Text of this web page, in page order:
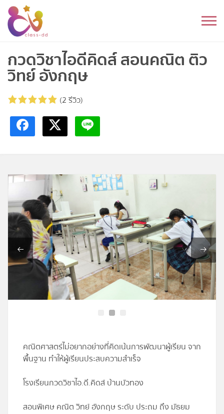
Skip
content
ประถม
มัธยมต้น
มัธยมปลาย
อื่นๆ
โปรไฟล์
ลงทะเบียน
กวดวิชาไอดีคิดส์ สอนคณิต ติว
วิทย์ อังกฤษ
(2 รีวิว)
คณิตศาสตร์ไม่อยากอย่างที่คิดเน้นการพัฒนาผู้เรียน จาก
พื้นฐาน ทำให้ผู้เรียนประสบความสำเร็จ
โรงเรียนกวดวิชาไอ.ดี.คิดส์ บ้านบัวทอง
สอนพิเศษ คณิต วิทย์ อังกฤษ ระดับ ประถม ถึง มัธยม